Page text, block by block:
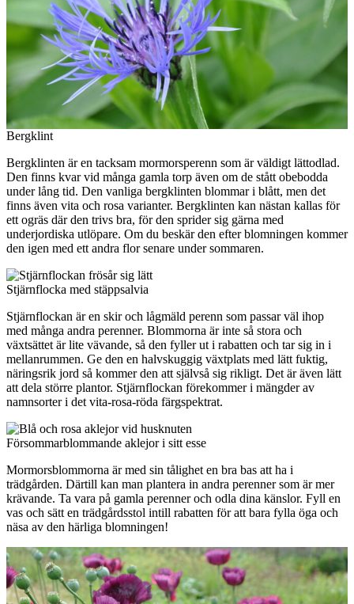
Bergklint
Bergklinten är en tacksam mormorsperenn som är väldigt lättodlad.
Den finns kvar vid många gamla torp även om de stått obebodda
under lång tid. Den vanliga bergklinten blommar i blått, men det
finns även vita och rosa varianter. Bergklinten kan nästan kallas för
ett ogräs där den trivs bra, för den sprider sig gärna med
underjordiska utlöpare. Om du beskär den efter blomningen kommer
den igen med ett andra flor senare under sommaren.
Stjärnflocka med stäppsalvia
Stjärnflockan är en skir och lågmäld perenn som passar väl ihop
med många andra perenner. Blommorna är inte så stora och
växtsättet är lite vävande, så den fyller ut i rabatten och tar sig in i
mellanrummen. Ge den en halvskuggig växtplats med lätt fuktig,
näringsrik jord så kommer den att självså sig rikligt. Det är även lätt
att dela större plantor. Stjärnflockan förekommer i mängder av
namnsorter i det vita-rosa-röda färgspektrat.
Försommarblommande aklejor i sitt esse
Mormorsblommorna är med sin tålighet en bra bas att ha i
trädgården. Därtill kan man plantera in andra perenner som är mer
krävande. Ta vara på gamla perenner och odla dina känslor. Fyll en
vas och sätt en trädgårdsstol intill rabatten för att bara fylla öga och
näsa av den härliga blomningen!